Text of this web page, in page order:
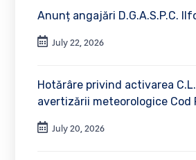
Anunț angajări D.G.A.S.P.C.
July 22, 2026
Hotărâre privind activarea
avertizării meteorologice Cod
July 20, 2026